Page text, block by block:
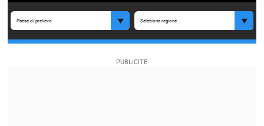
Paese di prelievo Seleziona regione